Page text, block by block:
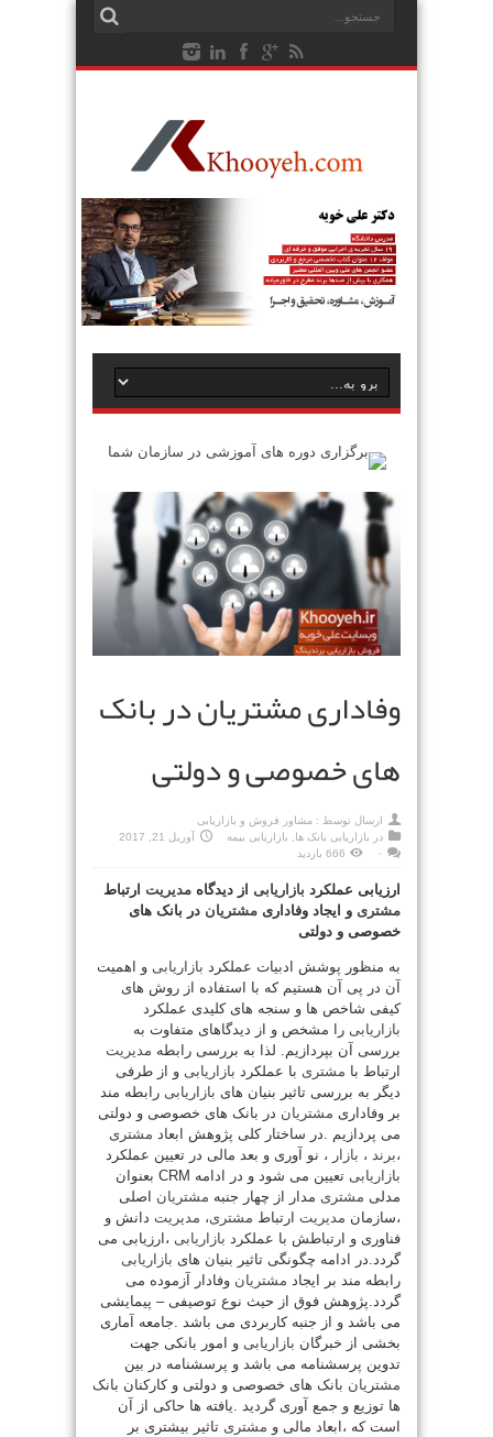
وفاداری مشتریان در بانک
های خصوصی و دولتی
ارسال توسط : مشاور فروش و بازاریابی
در بازاریابی بانک ها, بازاریابی بیمه
آوریل 21, 2017
۰
666 بازدید
ارزیابی عملکرد بازاریابی از دیدگاه مدیریت ارتباط
مشتری و ایجاد وفاداری مشتریان در بانک های
خصوصی و دولتی
به منظور پوشش ادبیات عملکرد بازاریابی و اهمیت
آن در پی آن هستیم که با استفاده از روش های
کیفی شاخص ها و سنجه های کلیدی عملکرد
بازاریابی را مشخص و از دیدگاهای متفاوت به
بررسی آن بپردازیم. لذا به بررسی رابطه مدیریت
ارتباط با مشتری با عملکرد بازاریابی و از طرفی
دیگر به بررسی تاثیر بنیان های بازاریابی رابطه مند
بر وفاداری مشتریان در بانک های خصوصی و دولتی
می پردازیم .در ساختار کلی پژوهش ابعاد مشتری
،برند ، بازار ، نو آوری و بعد مالی در تعیین عملکرد
بازاریابی
تعیین می شود و در ادامه CRM بعنوان
مدلی مشتری مدار از چهار جنبه مشتریان اصلی
،سازمان مدیریت ارتباط مشتری، مدیریت دانش و
فناوری و ارتباطش با عملکرد بازاریابی ،ارزیابی می
گردد.در ادامه چگونگی تاثیر بنیان های بازاریابی
رابطه مند بر ایجاد مشتریان وفادار آزموده می
گردد.پژوهش فوق از حیث نوع توصیفی – پیمایشی
می باشد و از جنبه کاربردی می باشد .جامعه آماری
بخشی از خبرگان بازاریابی و امور بانکی جهت
تدوین پرسشنامه می باشد و پرسشنامه در بین
مشتریان بانک های خصوصی و دولتی و کارکنان بانک
ها توزیع و جمع آوری گردید .یافته ها حاکی از آن
است که ،ابعاد مالی و مشتری تاثیر بیشتری بر